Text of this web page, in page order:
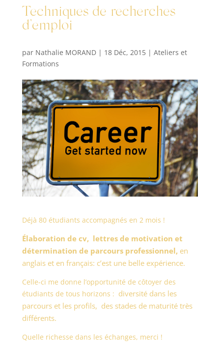
Techniques de recherches
d’emploi
par Nathalie MORAND| 18 Déc, 2015| Ateliers et
Formations
Déjà 80 étudiants accompagnés en 2 mois !
Élaboration de cv, lettres de motivation et
détermination de parcours professionnel,en
anglais et en français: c’est une belle expérience.
Celle-ci me donne l’opportunité de côtoyer des
étudiants de tous horizons : diversité dans les
parcours et les profils, des stades de maturité très
différents.
Quelle richesse dans les échanges, merci !